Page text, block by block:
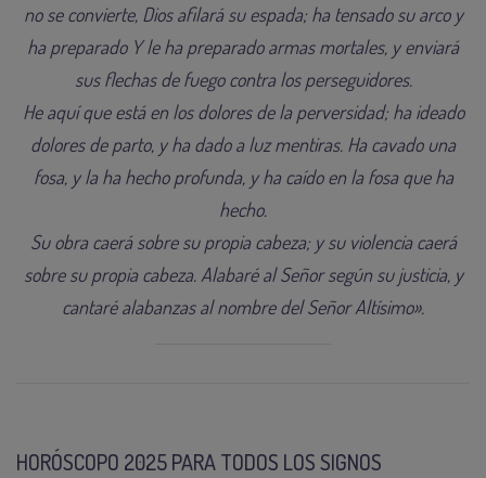
no se convierte, Dios afilará su espada; ha tensado su arco y
ha preparado Y le ha preparado armas mortales, y enviará
sus flechas de fuego contra los perseguidores.
He aquí que está en los dolores de la perversidad; ha ideado
dolores de parto, y ha dado a luz mentiras. Ha cavado una
fosa, y la ha hecho profunda, y ha caído en la fosa que ha
hecho.
Su obra caerá sobre su propia cabeza; y su violencia caerá
sobre su propia cabeza. Alabaré al Señor según su justicia, y
cantaré alabanzas al nombre del Señor Altísimo».
HORÓSCOPO 2025 PARA TODOS LOS SIGNOS